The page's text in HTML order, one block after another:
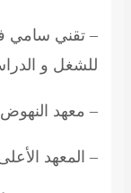
– تقني سامي
للشغل و
– معهد النهوض
– المعهد